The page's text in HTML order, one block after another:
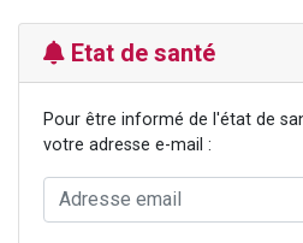
Etat de santé
Pour être informé de l'état de
votre adresse e-mail :